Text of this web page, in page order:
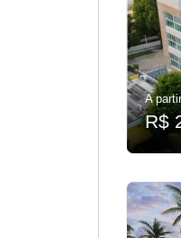
A
R$